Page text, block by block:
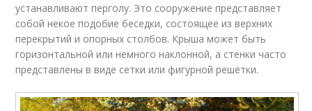
устанавливают перголу. Это сооружение представляет
собой некое подобие беседки, состоящее из верхних
перекрытий и опорных столбов. Крыша может быть
горизонтальной или немного наклонной, а стенки часто
представлены в виде сетки или фигурной решётки.